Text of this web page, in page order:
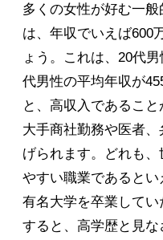
多くの女性が好む一
は、年収でいえば600
ょう。これは、20代
代男性の平均年収が
と、高収入であること
大手商社勤務や医者
げられます。どれも
やすい職業であるとい
有名大学を卒業して
すると、高学歴と見